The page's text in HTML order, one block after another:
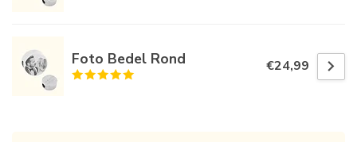
Foto Bedel Rond €24,99